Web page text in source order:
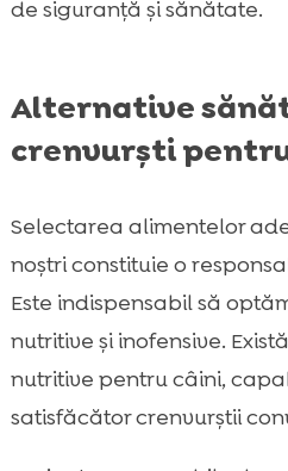
de siguranță și sănătate.
Alternative
crenvurști
Selectarea alimentelor
noștri constituie o
Este indispensabil să
nutritive și inofensive.
nutritive pentru câini,
satisfăcător crenvurștii